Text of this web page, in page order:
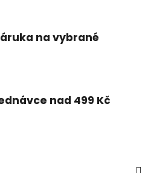
na vybrané
nad 499 Kč